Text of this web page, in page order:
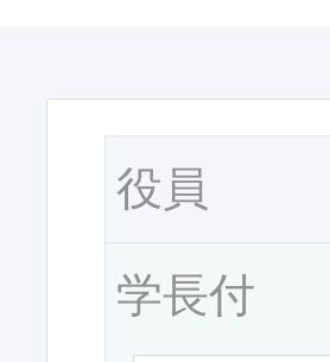
役員
学長付